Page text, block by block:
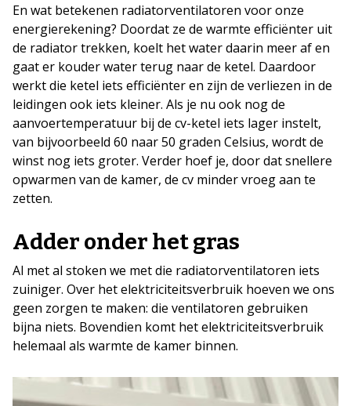
En wat betekenen radiatorventilatoren voor onze
energierekening? Doordat ze de warmte efficiënter uit
de radiator trekken, koelt het water daarin meer af en
gaat er kouder water terug naar de ketel. Daardoor
werkt die ketel iets efficiënter en zijn de verliezen in de
leidingen ook iets kleiner. Als je nu ook nog de
aanvoertemperatuur bij de cv-ketel iets lager instelt,
van bijvoorbeeld 60 naar 50 graden Celsius, wordt de
winst nog iets groter. Verder hoef je, door dat snellere
opwarmen van de kamer, de cv minder vroeg aan te
zetten.
Adder onder het gras
Al met al stoken we met die radiatorventilatoren iets
zuiniger. Over het elektriciteitsverbruik hoeven we ons
geen zorgen te maken: die ventilatoren gebruiken
bijna niets. Bovendien komt het elektriciteitsverbruik
helemaal als warmte de kamer binnen.